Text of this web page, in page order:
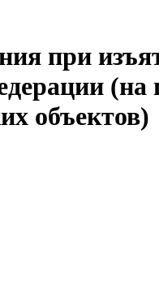
при
(на
объектов)